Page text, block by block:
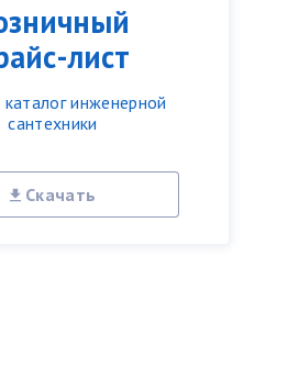
лист
инженерной
сантехники
Скачать